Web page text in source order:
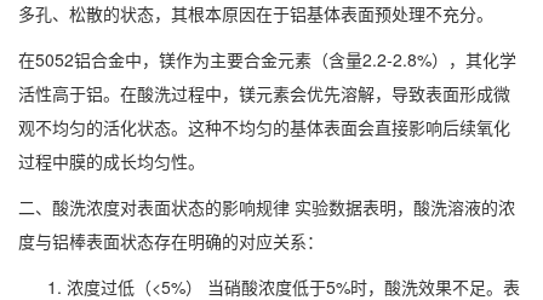
多孔、松散的状态，其根本原因在于铝基体表面预处理不充分。
在5052铝合金中，镁作为主要合金元素（含量2.2-2.8%），其化学
活性高于铝。在酸洗过程中，镁元素会优先溶解，导致表面形成微
观不均匀的活化状态。这种不均匀的基体表面会直接影响后续氧化
过程中膜的成长均匀性。
二、酸洗浓度对表面状态的影响规律 实验数据表明，酸洗溶液的浓
度与铝棒表面状态存在明确的对应关系：
浓度过低（<5%） 当硝酸浓度低于5%时，酸洗效果不足。表